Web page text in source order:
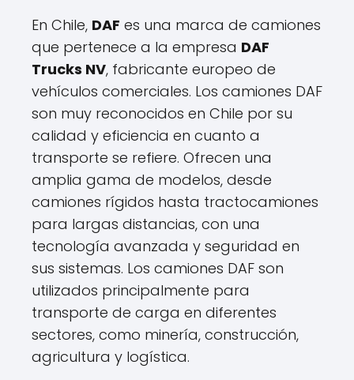
En Chile, DAF es una marca de camiones
que pertenece a la empresa DAF
Trucks NV, fabricante europeo de
vehículos comerciales. Los camiones DAF
son muy reconocidos en Chile por su
calidad y eficiencia en cuanto a
transporte se refiere. Ofrecen una
amplia gama de modelos, desde
camiones rígidos hasta tractocamiones
para largas distancias, con una
tecnología avanzada y seguridad en
sus sistemas. Los camiones DAF son
utilizados principalmente para
transporte de carga en diferentes
sectores, como minería, construcción,
agricultura y logística.